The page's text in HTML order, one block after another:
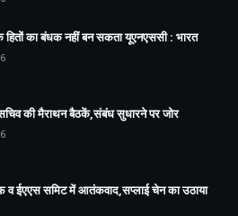
हितों का बंधक नहीं बन सकता यूएनएससी : भारत
की मैराथन बैठकें,संबंध सुधारने पर जोर
व ईएएस समिट में आतंकवाद,सप्लाई चेन का उठाया